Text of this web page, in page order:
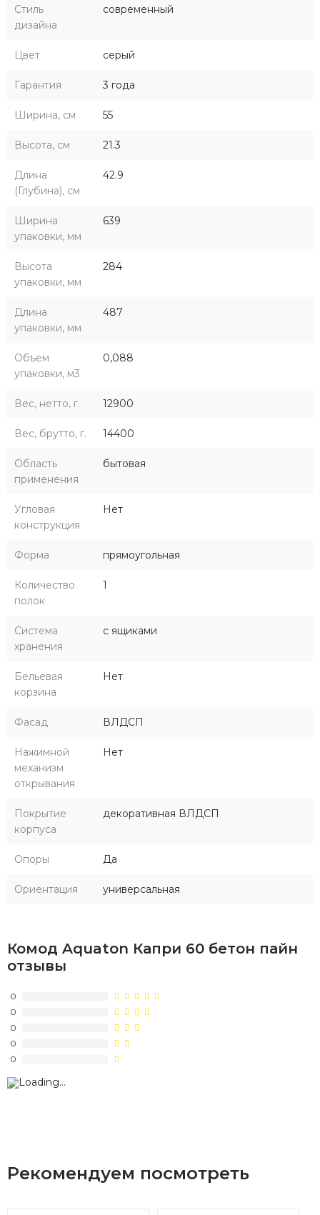
Стиль
дизайна
современный
Цвет серый
Гарантия 3 года
Ширина, см 55
Высота, см 21.3
Длина
(Глубина), см
42.9
Ширина
упаковки, мм
639
Высота
упаковки, мм
284
Длина
упаковки, мм
487
Объем
упаковки, м3
0,088
Вес, нетто, г. 12900
Вес, брутто, г. 14400
Область
применения
бытовая
Угловая
конструкция
Нет
Форма прямоугольная
Количество
полок
1
Система
хранения
с ящиками
Бельевая
корзина
Нет
Фасад ВЛДСП
Нажимной
механизм
открывания
Нет
Покрытие
корпуса
декоративная ВЛДСП
Опоры Да
Ориентация универсальная
Комод Aquaton Капри 60 бетон пайн
отзывы
0
0
0
0
0
Рекомендуем посмотреть